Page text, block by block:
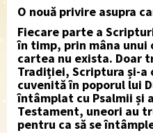
O nouă privire asupra
Fiecare parte a
în timp, prin mâna unui
cartea nu exista. Doar
Tradiției, Scriptura și-
cuvenită în poporul lui
întâmplat cu Psalmii și
Testament, uneori au
pentru ca să se